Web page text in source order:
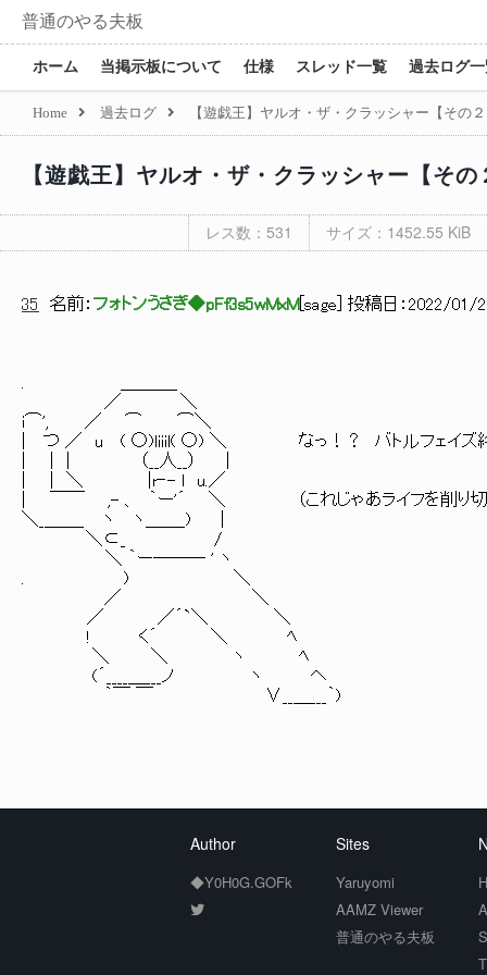
普通のやる夫板
ホーム 当掲示板について 仕様 スレッド一覧 過去ログ
Home 過去ログ 【遊戯王】ヤルオ・ザ・クラッシャー【その
【遊戯王】ヤルオ・ザ・クラッシャー【その
レス数：531 サイズ：1452.55 KiB
35 名前： フォトンうさぎ◆pFf3s5wMxM sage ] 投稿日： 2022/01/
／ ＼
i⌒', ／ ⌒ ⌒＼
| つ ／ u ( ○)liiil( ○) ＼ なっ！？ バトルフェイズ
| | | （__人__） |
| | ＼ |r‐- l u.／
| ￣￣ ,- 、 ｀ー'´ ＼ （これじゃあライフを削り切れ
＼_＿＿_ ヽ ヽ＿＿_) |
＼⊂_ /
＼ ｀ー─── ' ヽ
. ) ＼
／ ＼
／ ／´`＼ ＼
! く´ ＼ ﾍ
＼ ＼ ヽ ﾍ
(´____＿___ノ ヽ ヘ
｀￣ ￣ ∨__＿___｀)
Author
◆Y0H0G.GOFk
Sites
Yaruyomi
AAMZ Viewer
普通のやる夫板